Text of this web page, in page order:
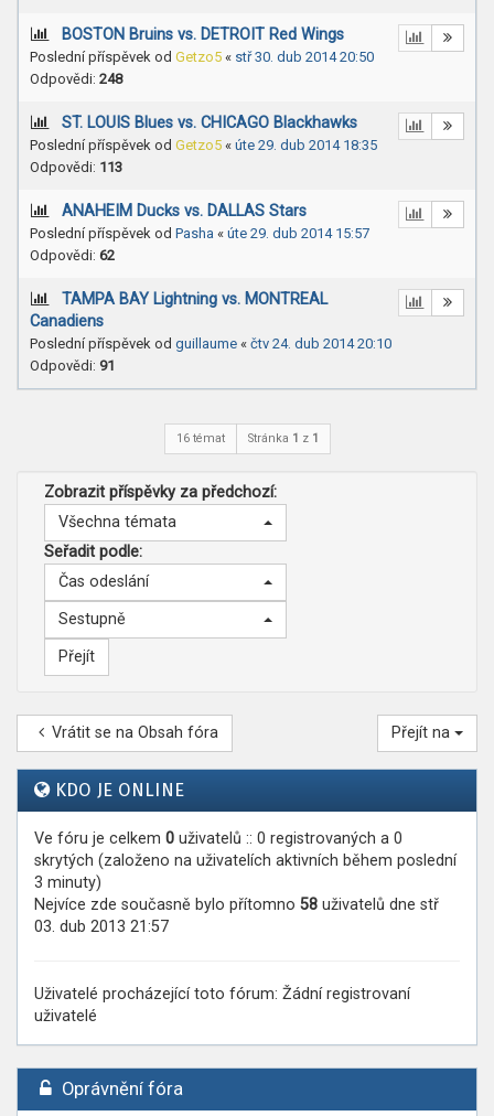
BOSTON Bruins vs. DETROIT Red Wings
Poslední příspěvek od Getzo5 « stř 30. dub 2014 20:50
Odpovědi: 248
ST. LOUIS Blues vs. CHICAGO Blackhawks
Poslední příspěvek od Getzo5 « úte 29. dub 2014 18:35
Odpovědi: 113
ANAHEIM Ducks vs. DALLAS Stars
Poslední příspěvek od Pasha « úte 29. dub 2014 15:57
Odpovědi: 62
TAMPA BAY Lightning vs. MONTREAL
Canadiens
Poslední příspěvek od guillaume « čtv 24. dub 2014 20:10
Odpovědi: 91
16 témat Stránka 1 z 1
Zobrazit příspěvky za předchozí:
Všechna témata
Seřadit podle:
Čas odeslání
Sestupně
Vrátit se na Obsah fóra Přejít na
KDO JE ONLINE
Ve fóru je celkem 0 uživatelů :: 0 registrovaných a 0
skrytých (založeno na uživatelích aktivních během poslední
3 minuty)
Nejvíce zde současně bylo přítomno 58 uživatelů dne stř
03. dub 2013 21:57
Uživatelé procházející toto fórum: Žádní registrovaní
uživatelé
Oprávnění fóra